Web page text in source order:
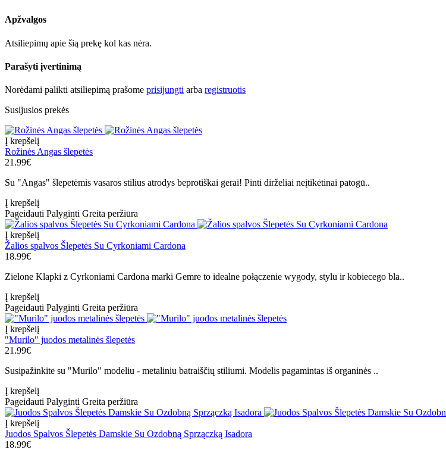
Apžvalgos
Atsiliepimų apie šią prekę kol kas nėra.
Parašyti įvertinimą
Norėdami palikti atsiliepimą prašome prisijungti arba registruotis
Susijusios prekės
Į krepšelį
Rožinės Angas šlepetės
21.99€
Su "Angas" šlepetėmis vasaros stilius atrodys beprotiškai gerai! Pinti dirželiai neįtikėtinai patogū..
Į krepšelį
Pageidauti Palyginti Greita peržiūra
Į krepšelį
Žalios spalvos Šlepetės Su Cyrkoniami Cardona
18.99€
Zielone Klapki z Cyrkoniami Cardona marki Gemre to idealne połączenie wygody, stylu ir kobiecego bla..
Į krepšelį
Pageidauti Palyginti Greita peržiūra
Į krepšelį
"Murilo" juodos metalinės šlepetės
21.99€
Susipažinkite su "Murilo" modeliu - metaliniu batraiščių stiliumi. Modelis pagamintas iš organinės ..
Į krepšelį
Pageidauti Palyginti Greita peržiūra
Į krepšelį
Juodos Spalvos Šlepetės Damskie Su Ozdobną Sprzączką Isadora
18.99€